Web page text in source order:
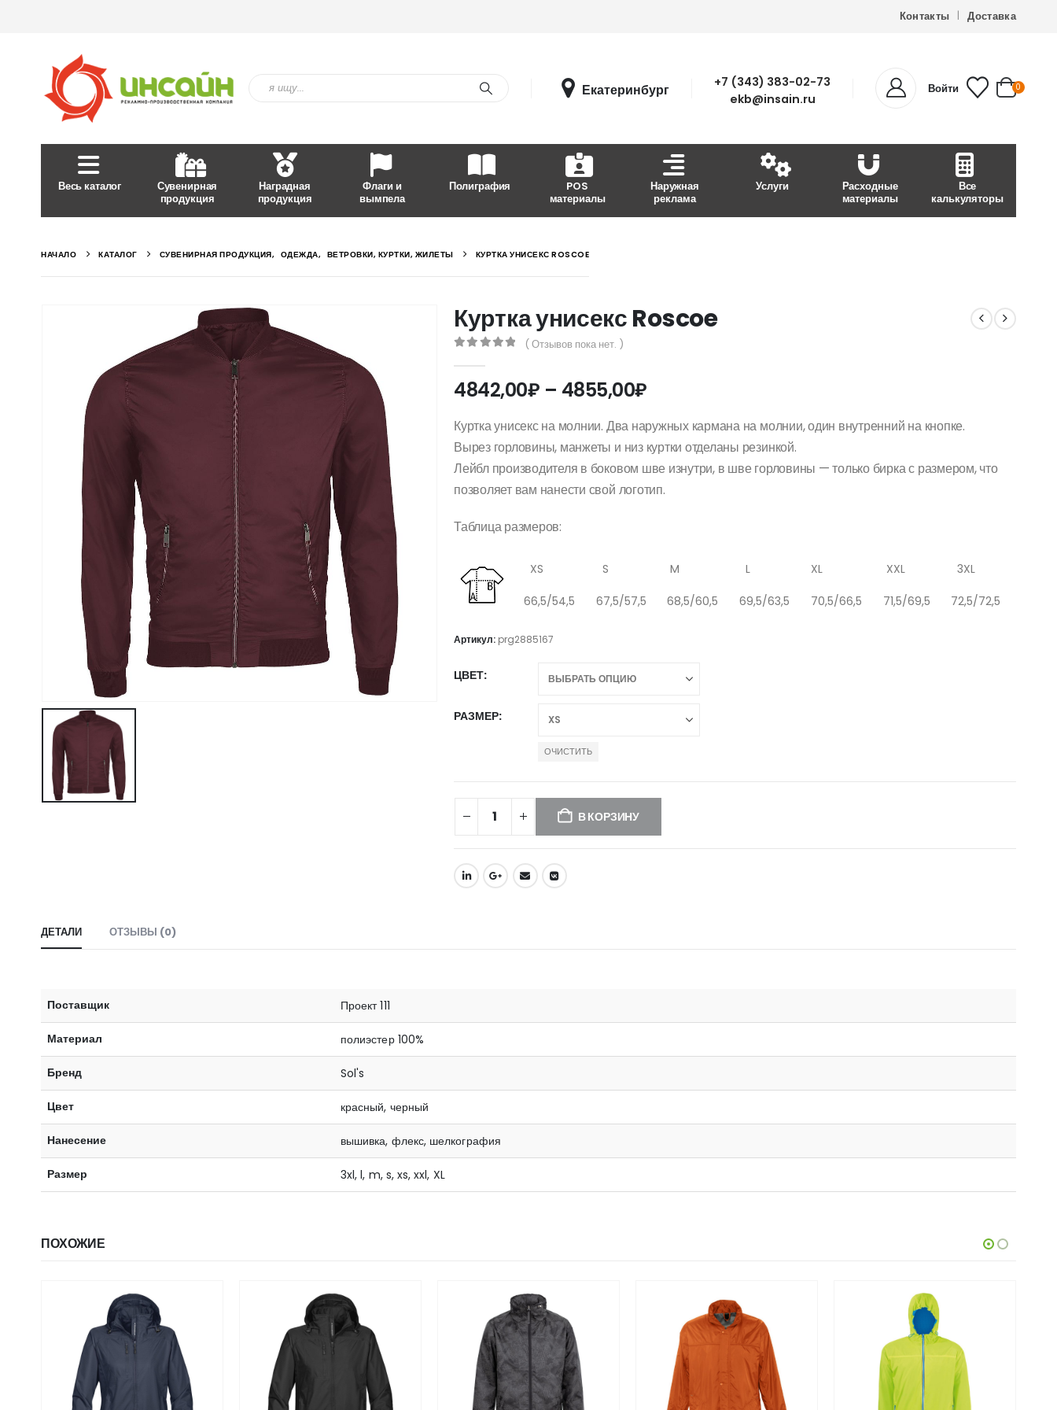
Контакты Доставка
Екатеринбург
+7 (343) 383-02-73
ekb@insain.ru
Войти 0
Весь каталог
Сувенирная
продукция
Наградная
продукция
Флаги и
вымпела
Полиграфия
POS
материалы
Наружная
реклама
Услуги
Расходные
материалы
Все
калькуляторы
НАЧАЛО КАТАЛОГ СУВЕНИРНАЯ ПРОДУКЦИЯ, ОДЕЖДА, ВЕТРОВКИ, КУРТКИ, ЖИЛЕТЫ КУРТКА УНИСЕКС ROSCOE
Куртка унисекс Roscoe
( Отзывов пока нет. )
4842,00₽ – 4855,00₽Диапазон
4842,00₽
–
4855,00₽
Куртка унисекс на молнии. Два наружных кармана на молнии, один внутренний на кнопке.
Вырез горловины, манжеты и низ куртки отделаны резинкой.
Лейбл производителя в боковом шве изнутри, в шве горловины — только бирка с размером, что
позволяет вам нанести свой логотип.
Таблица размеров:
XS S M L XL XXL 3XL
66,5/54,5 67,5/57,5 68,5/60,5 69,5/63,5 70,5/66,5 71,5/69,5 72,5/72,5
Артикул: prg2885167
ЦВЕТ
РАЗМЕР
ОЧИСТИТЬ
В КОРЗИНУ
ДЕТАЛИ ОТЗЫВЫ (0)
Поставщик Проект 111
Материал полиэстер 100%
Бренд Sol's
Цвет красный, черный
Нанесение вышивка, флекс, шелкография
Размер 3xl, l, m, s, xs, xxl, XL
ПОХОЖИЕ